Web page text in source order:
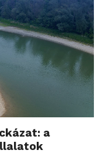
A jelentkezési
látogasson el a
oldalra.
a